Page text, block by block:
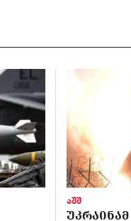
აშშ